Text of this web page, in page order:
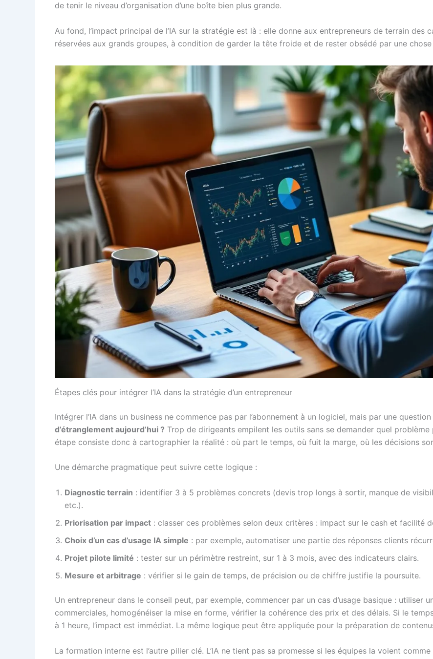
de tenir le niveau d’organisation d’une boîte bien plus grande.
Au fond, l’impact principal de l’IA sur la stratégie est là : elle donne aux entrepreneurs de terrain des
réservées aux grands groupes, à condition de garder la tête froide et de rester obsédé par une chose
Étapes clés pour intégrer l’IA dans la stratégie d’un entrepreneur
Intégrer l’IA dans un business ne commence pas par l’abonnement à un logiciel, mais par une
d’étranglement aujourd’hui ? Trop de dirigeants empilent les outils sans se demander quel
étape consiste donc à cartographier la réalité : où part le temps, où fuit la marge, où les décisions
Une démarche pragmatique peut suivre cette logique :
Diagnostic terrain : identifier 3 à 5 problèmes concrets (devis trop longs à sortir, manque de
etc.).
Priorisation par impact : classer ces problèmes selon deux critères : impact sur le cash et facilité
Choix d’un cas d’usage IA simple : par exemple, automatiser une partie des réponses clients
Projet pilote limité : tester sur un périmètre restreint, sur 1 à 3 mois, avec des indicateurs clairs.
Mesure et arbitrage : vérifier si le gain de temps, de précision ou de chiffre justifie la poursuite.
Un entrepreneur dans le conseil peut, par exemple, commencer par un cas d’usage basique : utiliser
commerciales, homogénéiser la mise en forme, vérifier la cohérence des prix et des délais. Si le
à 1 heure, l’impact est immédiat. La même logique peut être appliquée pour la préparation de
La formation interne est l’autre pilier clé. L’IA ne tient pas sa promesse si les équipes la voient